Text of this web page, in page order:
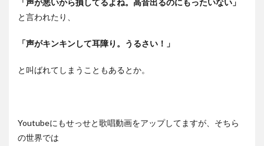
「声が悪いから損してるよね。高音出るのにもったいない」
と言われたり、
「声がキンキンして耳障り。うるさい！」
と叫ばれてしまうこともあるとか。
Youtubeにもせっせと歌唱動画をアップしてますが、そちら
の世界では